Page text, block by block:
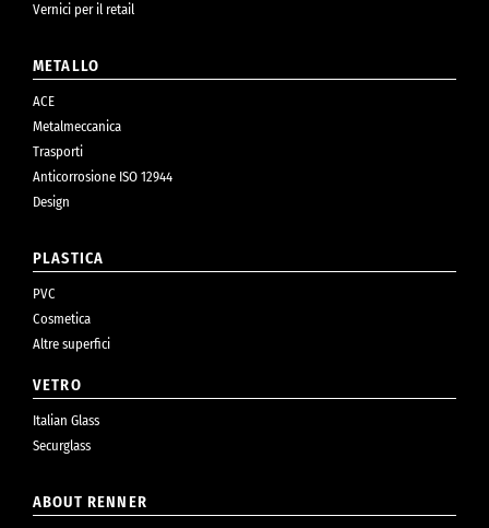
Vernici per il retail
METALLO
ACE
Metalmeccanica
Trasporti
Anticorrosione ISO 12944
Design
PLASTICA
PVC
Cosmetica
Altre superfici
VETRO
Italian Glass
Securglass
ABOUT RENNER